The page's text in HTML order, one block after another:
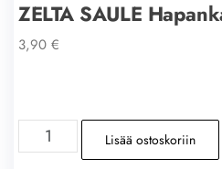
ZELTA SAULE
3,90 €
ZELTA
SAULE
Lisää ostoskoriin